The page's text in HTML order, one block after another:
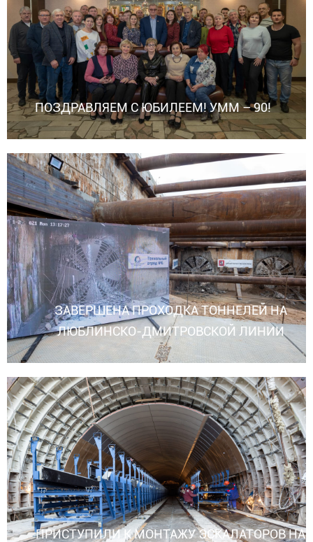
ПОЗДРАВЛЯЕМ С ЮБИЛЕЕМ! УММ – 90!
ЗАВЕРШЕНА ПРОХОДКА ТОННЕЛЕЙ НА
ЛЮБЛИНСКО-ДМИТРОВСКОЙ ЛИНИИ
ПРИСТУПИЛИ К МОНТАЖУ ЭСКАЛАТОРОВ НА